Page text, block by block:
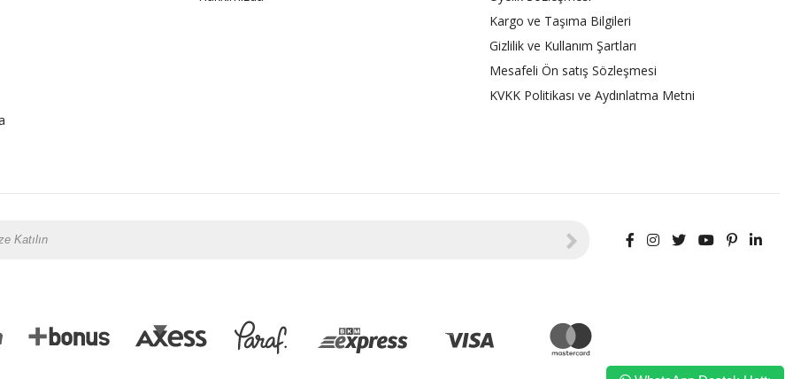
Kargo ve Taşıma Bilgileri
Gizlilik ve Kullanım Şartları
Mesafeli Ön satış Sözleşmesi
KVKK Politikası ve Aydınlatma Metni